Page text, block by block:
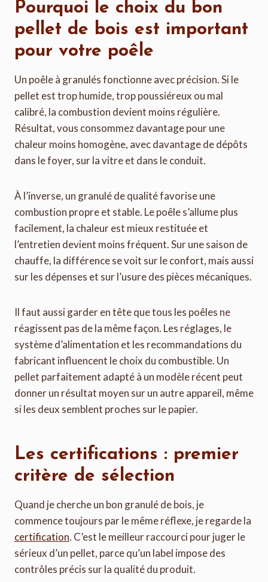
Pourquoi le choix du bon
pellet de bois est important
pour votre poêle
Un poêle à granulés fonctionne avec précision. Si le
pellet est trop humide, trop poussiéreux ou mal
calibré, la combustion devient moins régulière.
Résultat, vous consommez davantage pour une
chaleur moins homogène, avec davantage de dépôts
dans le foyer, sur la vitre et dans le conduit.
À l’inverse, un granulé de qualité favorise une
combustion propre et stable. Le poêle s’allume plus
facilement, la chaleur est mieux restituée et
l’entretien devient moins fréquent. Sur une saison de
chauffe, la différence se voit sur le confort, mais aussi
sur les dépenses et sur l’usure des pièces mécaniques.
Il faut aussi garder en tête que tous les poêles ne
réagissent pas de la même façon. Les réglages, le
système d’alimentation et les recommandations du
fabricant influencent le choix du combustible. Un
pellet parfaitement adapté à un modèle récent peut
donner un résultat moyen sur un autre appareil, même
si les deux semblent proches sur le papier.
Les certifications : premier
critère de sélection
Quand je cherche un bon granulé de bois, je
commence toujours par le même réflexe, je regarde la
certification. C’est le meilleur raccourci pour juger le
sérieux d’un pellet, parce qu’un label impose des
contrôles précis sur la qualité du produit.